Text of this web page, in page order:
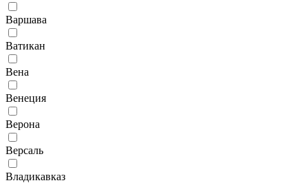
Варшава
Ватикан
Вена
Венеция
Верона
Версаль
Владикавказ